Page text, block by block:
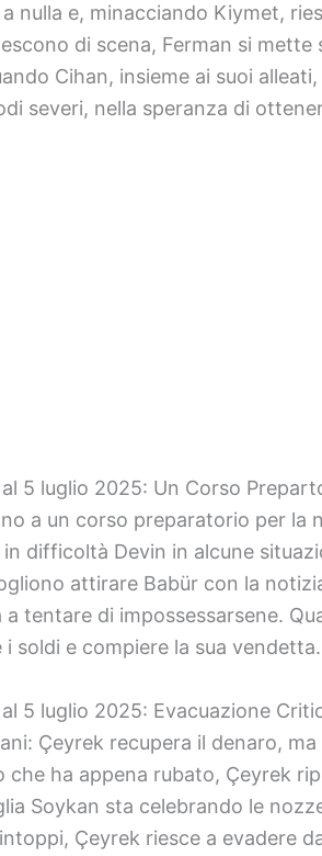
nulla e, minacciando Kiymet,
di scena, Ferman si
Cihan, insieme ai suoi
severi, nella speranza di
5 luglio 2025: Un Corso
a un corso preparatorio per la
difficoltà Devin in alcune
attirare Babür con la
tentare di impossessarsene.
soldi e compiere la sua vendetta.
5 luglio 2025: Evacuazione
Çeyrek recupera il denaro,
ha appena rubato, Çeyrek
Soykan sta celebrando le
Çeyrek riesce a evadere